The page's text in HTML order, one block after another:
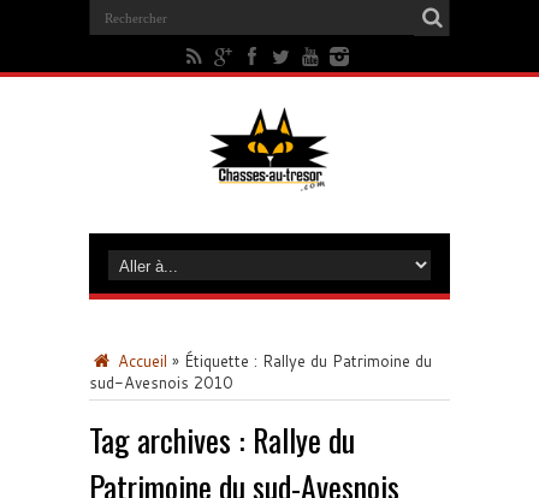
Accueil » Étiquette : Rallye du Patrimoine du
sud-Avesnois 2010
Tag archives : Rallye du
Patrimoine du sud-Avesnois